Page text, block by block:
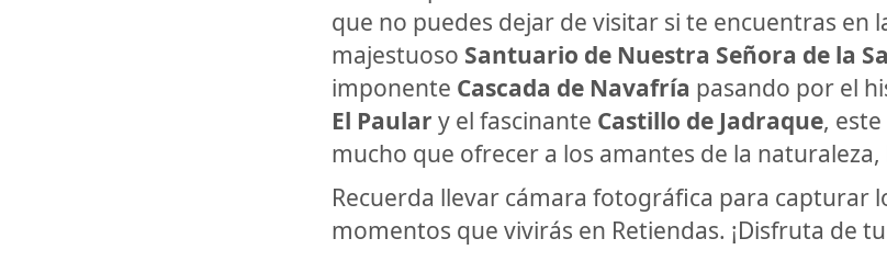
que no puedes dejar de visitar si te encuentras en
majestuoso Santuario de Nuestra Señora de la
imponente Cascada de Navafría pasando por el
El Paular y el fascinante Castillo de Jadraque,
mucho que ofrecer a los amantes de la
Recuerda llevar cámara fotográfica para capturar
momentos que vivirás en Retiendas. ¡Disfruta de